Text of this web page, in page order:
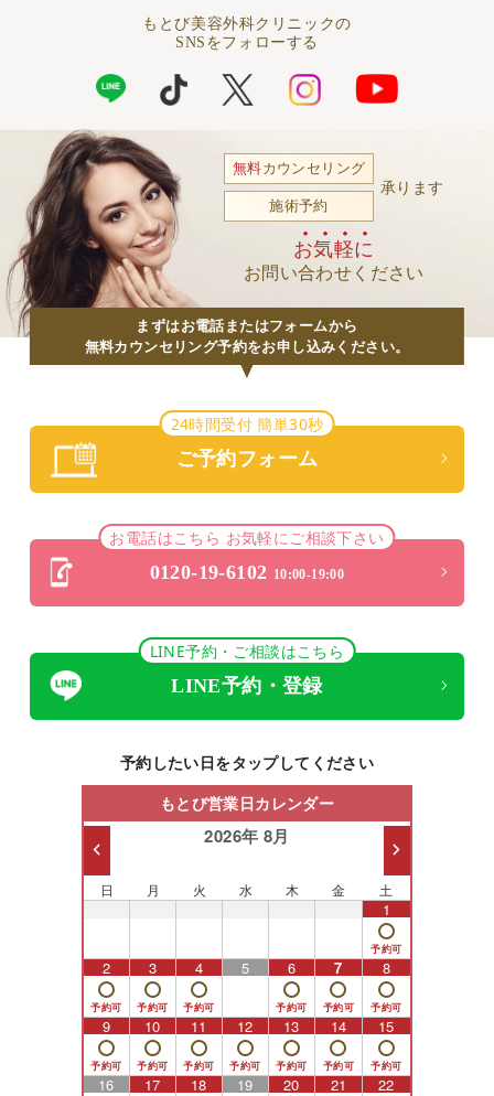
もとび美容外科クリニックの
SNSをフォローする
無料カウンセリング
施術予約
承ります
お気軽に
お問い合わせください
まずはお電話またはフォームから
無料カウンセリング予約をお申し込みください。
24時間受付 簡単30秒
ご予約フォーム
お電話はこちら お気軽にご相談下さい
0120-19-6102 10:00-19:00
LINE予約・ご相談はこちら
LINE予約・登録
予約したい日をタップしてください
もとび営業日カレンダー
2026年 8月
日 月 火 水 木 金 土
1
2 3 4 5 6 7 8
9 10 11 12 13 14 15
16 17 18 19 20 21 22